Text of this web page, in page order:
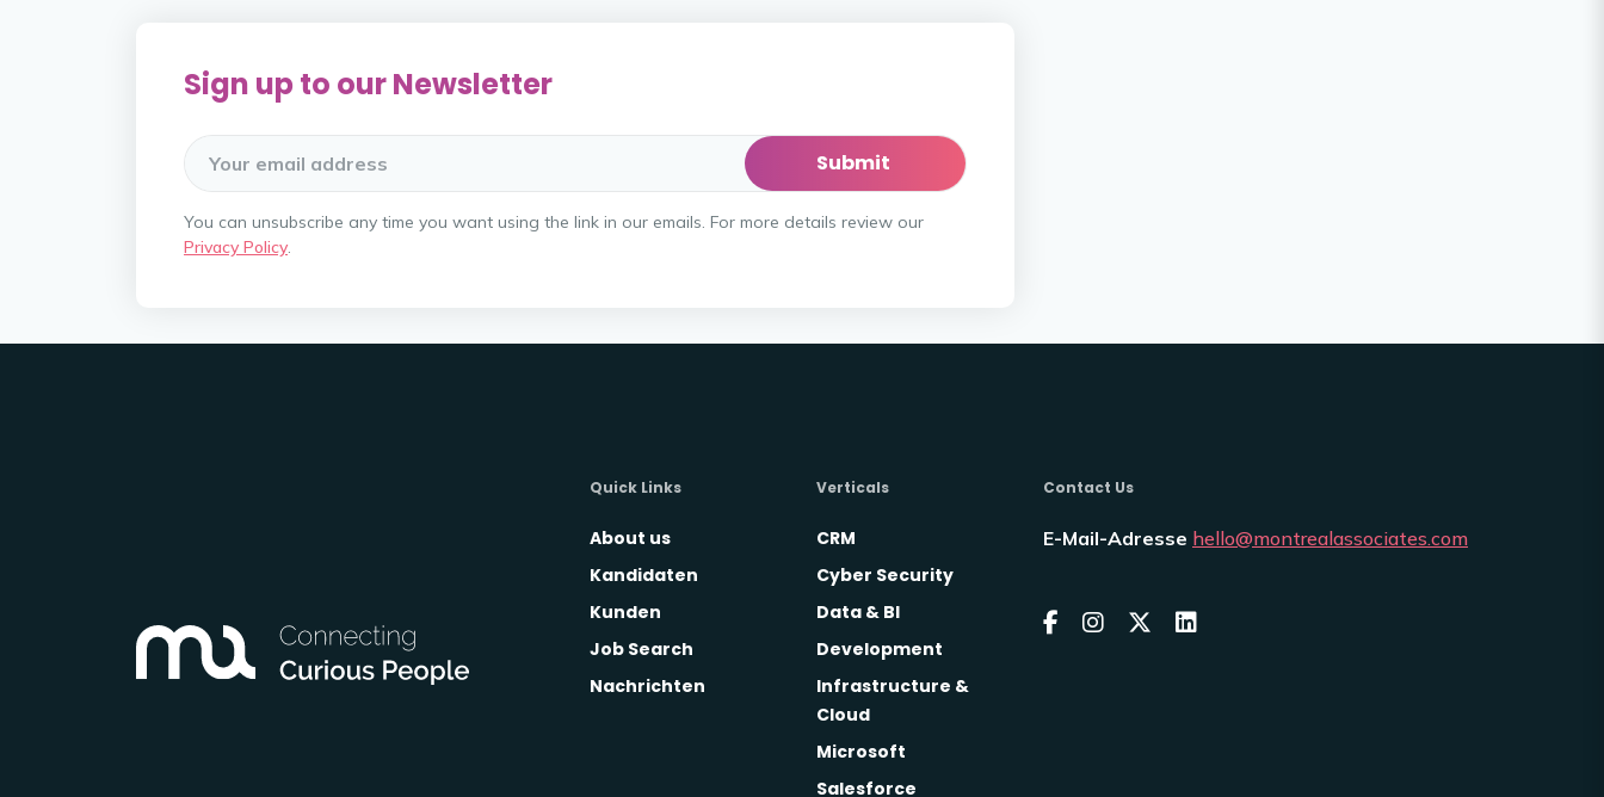
Sign up to our Newsletter
You can unsubscribe any time you want using the link in our emails. For more details review our
Privacy Policy.
Quick Links
About us
Kandidaten
Kunden
Job Search
Nachrichten
Verticals
CRM
Cyber Security
Data & BI
Development
Infrastructure &
Cloud
Microsoft
Salesforce
Contact Us
E-Mail-Adresse hello@montrealassociates.com